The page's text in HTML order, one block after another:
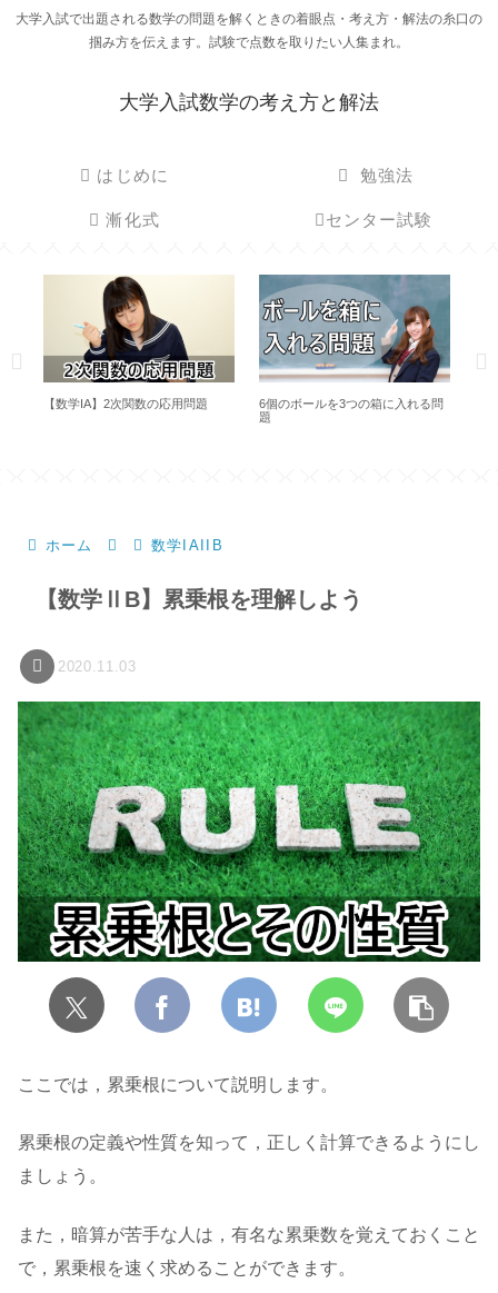
大学入試で出題される数学の問題を解くときの着眼点・考え方・解法の糸口の
掴み方を伝えます。試験で点数を取りたい人集まれ。
大学入試数学の考え方と解法
はじめに 勉強法
漸化式 センター試験
【数学IA】2次関数の応用問題
6個のボールを3つの箱に入れる問
題
ホーム 数学IAIIB
【数学ⅡB】累乗根を理解しよう
2020.11.03
ここでは，累乗根について説明します。
累乗根の定義や性質を知って，正しく計算できるようにし
ましょう。
また，暗算が苦手な人は，有名な累乗数を覚えておくこと
で，累乗根を速く求めることができます。